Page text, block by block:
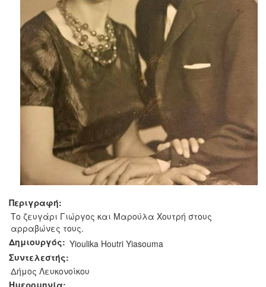
Περιγραφή:
Το ζευγάρι Γιώργος και Μαρούλα Χουτρή στους
αρραβώνες τους.
Δημιουργός: Yioulika Houtri Yiasouma
Συντελεστής:
Δήμος Λευκονοίκου
Ημερομηνία: